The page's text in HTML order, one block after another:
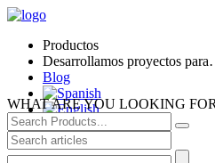
Productos
Desarrollamos proyectos
Blog
WHAT ARE YOU LOOKING